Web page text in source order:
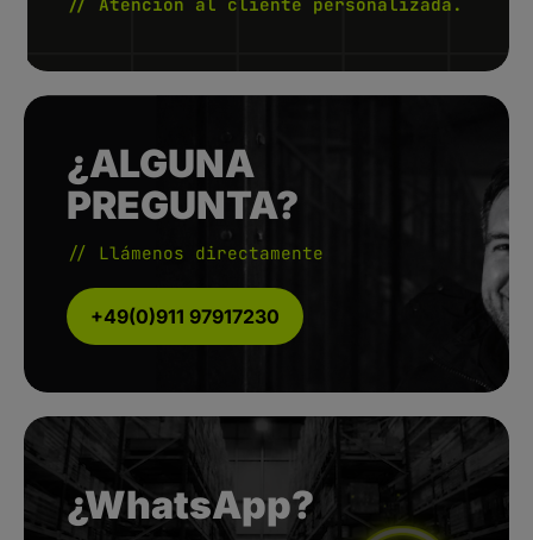
¿ALGUNA
PREGUNTA?
// Llámenos directamente
+49(0)911 97917230
¿WhatsApp?